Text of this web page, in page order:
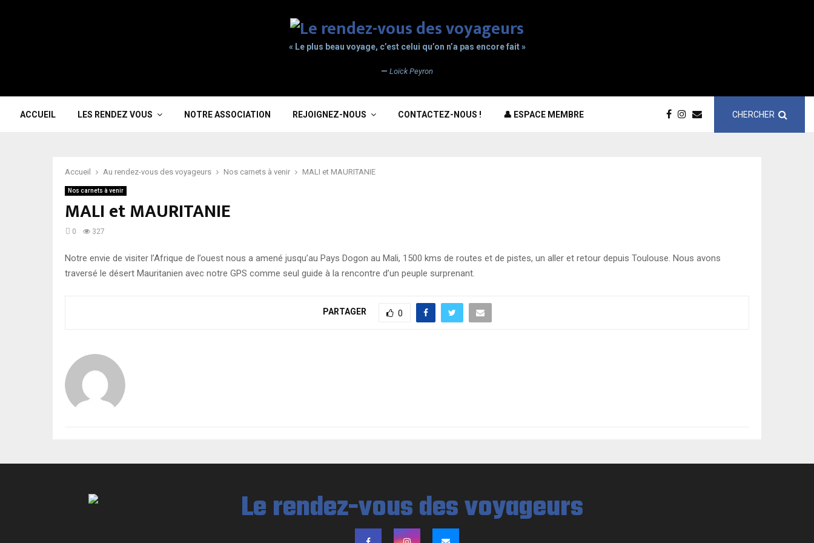
« Le plus beau voyage, c’est celui qu’on n’a pas encore fait »
— Loïck Peyron
ACCUEIL LES RENDEZ VOUS NOTRE ASSOCIATION REJOIGNEZ-NOUS CONTACTEZ-NOUS ! 👤 ESPACE MEMBRE CHERCHER
Accueil Au rendez-vous des voyageurs Nos carnets à venir MALI et MAURITANIE
Nos carnets à venir
MALI et MAURITANIE
0 327
Notre envie de visiter l’Afrique de l’ouest nous a amené jusqu’au Pays Dogon au Mali, 1500 kms de routes et de pistes, un aller et retour depuis Toulouse. Nous avons
traversé le désert Mauritanien avec notre GPS comme seul guide à la rencontre d’un peuple surprenant.
PARTAGER 0